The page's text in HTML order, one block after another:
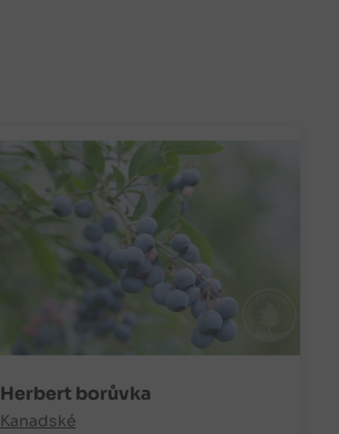
Herbert borůvka
Kanadské